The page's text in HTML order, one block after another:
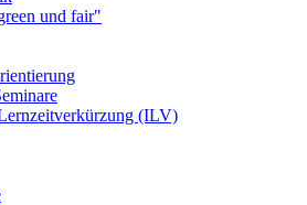
und fair"
(ILV)